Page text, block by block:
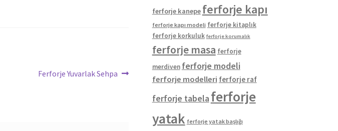
Sonraki
Ferforje Yuvarlak Sehpa
ferforje kanepe ferforje kapı
ferforje kapı modeli ferforje kitaplık
ferforje korkuluk ferforje korumalık
ferforje masa ferforje
merdiven ferforje modeli
ferforje modelleri ferforje raf
ferforje tabela ferforje
yatak ferforje yatak başlığı